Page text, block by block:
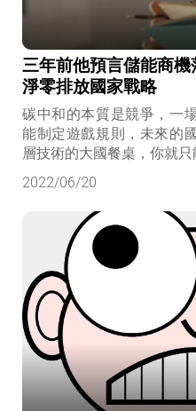
三年前他預言儲能商
淨零排放國家戰略
碳中和的本質是競爭，一
能制定遊戲規則，未來的
層技術的大國餐桌，你就
2022/06/20